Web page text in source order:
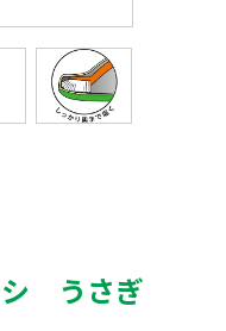
シ うさぎ